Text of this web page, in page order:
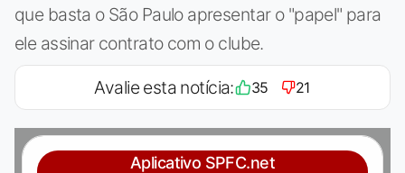
que basta o São Paulo apresentar o "papel" para
ele assinar contrato com o clube.
Avalie esta notícia: 35 21
Aplicativo SPFC.net